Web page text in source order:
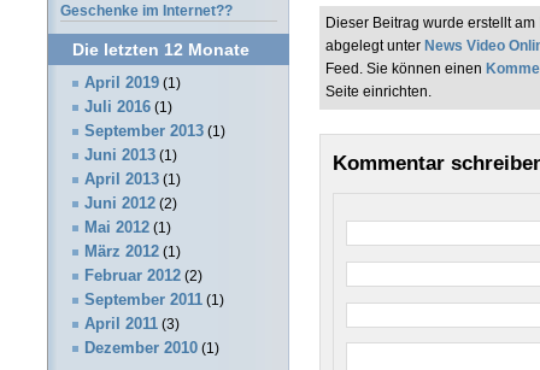
Dieser Beitrag wurde erstellt
abgelegt unter News Video
Feed. Sie können einen
Seite einrichten.
Kommentar
Geschenke im Internet??
Die letzten 12 Monate
April 2019 (1)
Juli 2016 (1)
September 2013 (1)
Juni 2013 (1)
April 2013 (1)
Juni 2012 (2)
Mai 2012 (1)
März 2012 (1)
Februar 2012 (2)
September 2011 (1)
April 2011 (3)
Dezember 2010 (1)